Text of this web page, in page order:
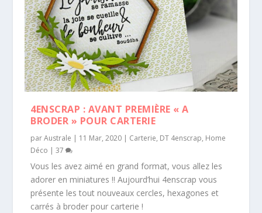
4ENSCRAP : AVANT PREMIÈRE « A
BRODER » POUR CARTERIE
parAustrale 11 Mar, 2020 Carterie, DT 4enscrap, Home
Déco |37
Vous les avez aimé en grand format, vous allez les
adorer en miniatures !! Aujourd’hui 4enscrap vous
présente les tout nouveaux cercles, hexagones et
carrés à broder pour carterie !